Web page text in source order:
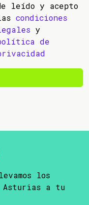
leído y acepto
condiciones
y
de
los
Asturias a tu